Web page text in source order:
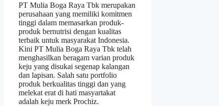
PT Mulia Boga Raya Tbk merupakan
perusahaan yang memiliki komitmen
tinggi dalam memasarkan produk-
produk bernutrisi dengan kualitas
terbaik untuk masyarakat Indonesia.
Kini PT Mulia Boga Raya Tbk telah
menghasilkan beragam varian produk
keju yang disukai segenap kalangan
dan lapisan. Salah satu portfolio
produk berkualitas tinggi dan yang
melekat erat di hati masyartakat
adalah keju merk Prochiz.